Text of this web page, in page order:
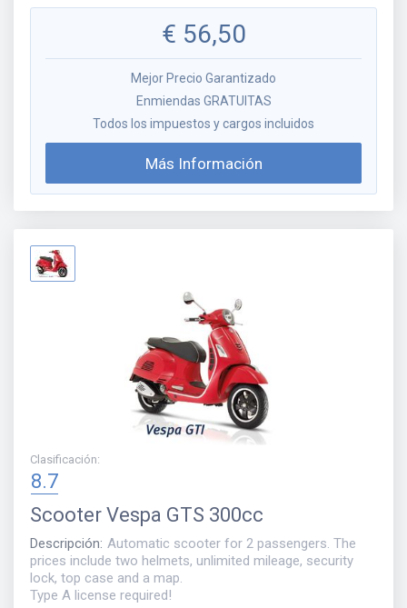
€ 56,50
Mejor Precio Garantizado
Enmiendas GRATUITAS
Todos los impuestos y cargos incluidos
Más Información
Clasificación:
8.7
Scooter Vespa GTS 300cc
Descripción: Automatic scooter for 2 passengers. The
prices include two helmets, unlimited mileage, security
lock, top case and a map.
Type A license required!